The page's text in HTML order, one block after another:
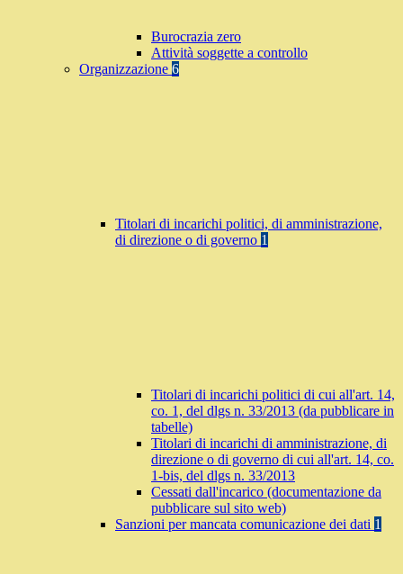
Burocrazia zero
Attività soggette a controllo
Organizzazione 6
Titolari di incarichi politici, di amministrazione,
di direzione o di governo 1
Titolari di incarichi politici di cui all'art. 14,
co. 1, del dlgs n. 33/2013 (da pubblicare in
tabelle)
Titolari di incarichi di amministrazione, di
direzione o di governo di cui all'art. 14, co.
1-bis, del dlgs n. 33/2013
Cessati dall'incarico (documentazione da
pubblicare sul sito web)
Sanzioni per mancata comunicazione dei dati 1